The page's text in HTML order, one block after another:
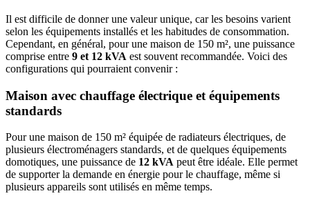
Il est difficile de donner une valeur unique, car les besoins varient
selon les équipements installés et les habitudes de consommation.
Cependant, en général, pour une maison de 150 m², une puissance
comprise entre 9 et 12 kVA est souvent recommandée. Voici des
configurations qui pourraient convenir :
Maison avec chauffage électrique et équipements
standards
Pour une maison de 150 m² équipée de radiateurs électriques, de
plusieurs électroménagers standards, et de quelques équipements
domotiques, une puissance de 12 kVA peut être idéale. Elle permet
de supporter la demande en énergie pour le chauffage, même si
plusieurs appareils sont utilisés en même temps.